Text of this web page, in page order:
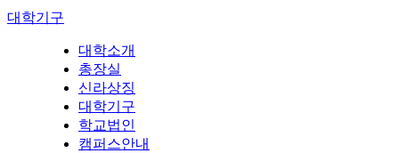
대학기구
대학소개
총장실
신라상징
대학기구
학교법인
캠퍼스안내